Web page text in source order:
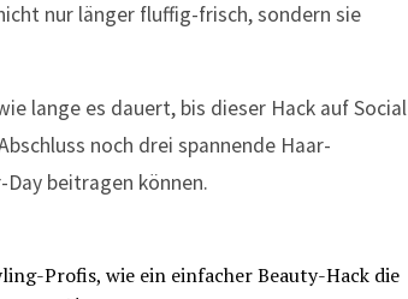
nur länger fluffig-frisch, sondern sie
lange es dauert, bis dieser Hack auf Social
noch drei spannende Haar-
beitragen können.